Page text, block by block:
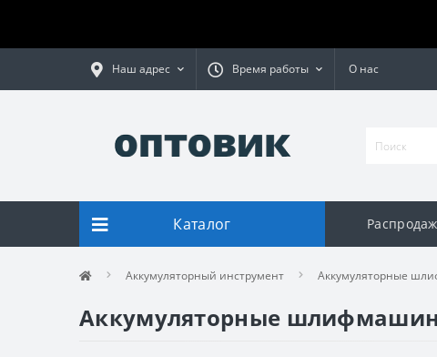
Наш адрес Время работы О нас
Каталог
Аккумуляторный инструмент Аккумуляторные
Аккумуляторные